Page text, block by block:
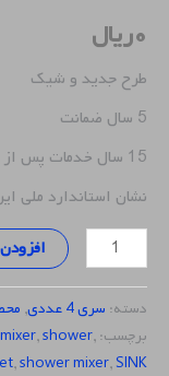
۰ریال
طرح جدید و شیک
5 سال ضمانت
15 سال خدمات پس از فروش
نشان استاندارد ملی
دسته: سری 4 عددی ,
برچسب:
mixer,shower,
,shower mixer,SINK